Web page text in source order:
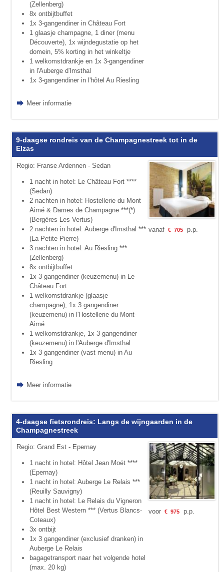
(Zellenberg)
8x ontbijtbuffet
1x 3-gangendiner in Château Fort
1 glaasje champagne, 1 diner (menu
Découverte), 1x wijndegustatie op het
domein, 5% korting in het winkeltje
1 welkomstdrankje en 1x 3-gangendiner
in l'Auberge d'Imsthal
1x 3-gangendiner in l'hôtel Au Riesling
Meer informatie
9-daagse rondreis van de Champagnestreek tot in de
Elzas
Regio: Franse Ardennen - Sedan
1 nacht in hotel: Le Château Fort ****
(Sedan)
2 nachten in hotel: Hostellerie du Mont
Aimé & Dames de Champagne ***(*)
(Bergères Les Vertus)
2 nachten in hotel: Auberge d'Imsthal ***
(La Petite Pierre)
3 nachten in hotel: Au Riesling ***
(Zellenberg)
8x ontbijtbuffet
1x 3 gangendiner (keuzemenu) in Le
Château Fort
1 welkomstdrankje (glaasje
champagne), 1x 3 gangendiner
(keuzemenu) in l'Hostellerie du Mont-
Aimé
1 welkomstdrankje, 1x 3 gangendiner
(keuzemenu) in l'Auberge d'Imsthal
1x 3 gangendiner (vast menu) in Au
Riesling
Meer informatie
vanaf € 705p.p.
4-daagse fietsrondreis: Langs de wijngaarden in de
Champagnestreek
Regio: Grand Est - Epernay
1 nacht in hotel: Hôtel Jean Moët ****
(Epernay)
1 nacht in hotel: Auberge Le Relais ***
(Reuilly Sauvigny)
1 nacht in hotel: Le Relais du Vigneron
Hôtel Best Western *** (Vertus Blancs-
Coteaux)
3x ontbijt
1x 3 gangendiner (exclusief dranken) in
Auberge Le Relais
bagagetransport naar het volgende hotel
(max. 20 kg)
voor € 975p.p.